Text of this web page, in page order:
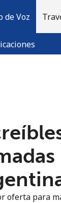
de Voz
sesión →
oferta para